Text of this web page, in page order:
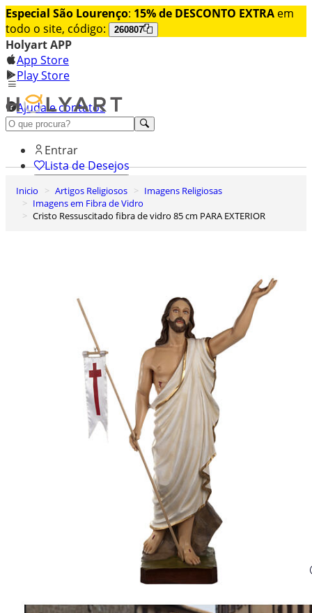
Especial São Lourenço: 15% de DESCONTO EXTRA em
todo o site, código:
260807
Holyart APP
App Store
Play Store
Ajuda e contatos
Conheça premium
Entrar
Lista de Desejos
0
Carrinho de Compras
Inicio Artigos Religiosos
Imagens Religiosas
Imagens em Fibra de Vidro
Cristo Ressuscitado fibra de vidro 85 cm PARA EXTERIOR